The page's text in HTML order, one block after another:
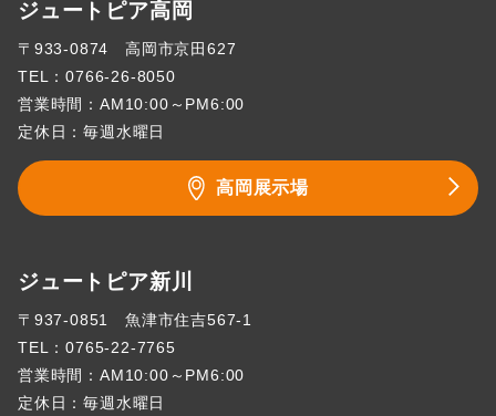
ジュートピア高岡
〒933-0874 高岡市京田627
TEL：0766-26-8050
営業時間：AM10:00～PM6:00
定休日：毎週水曜日
高岡展示場
ジュートピア新川
〒937-0851 魚津市住吉567-1
TEL：0765-22-7765
営業時間：AM10:00～PM6:00
定休日：毎週水曜日